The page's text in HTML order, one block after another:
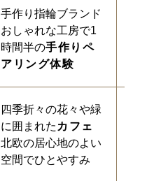
手作り指輪ブランド
おしゃれな工房で1
時間半の手作りペ
アリング体験
四季折々の花々や緑
に囲まれた カフェ
北欧の居心地のよい
空間でひとやすみ